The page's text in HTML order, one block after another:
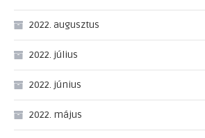
2022. augusztus
2022. július
2022. június
2022. május